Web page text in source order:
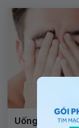
Uống thuốc